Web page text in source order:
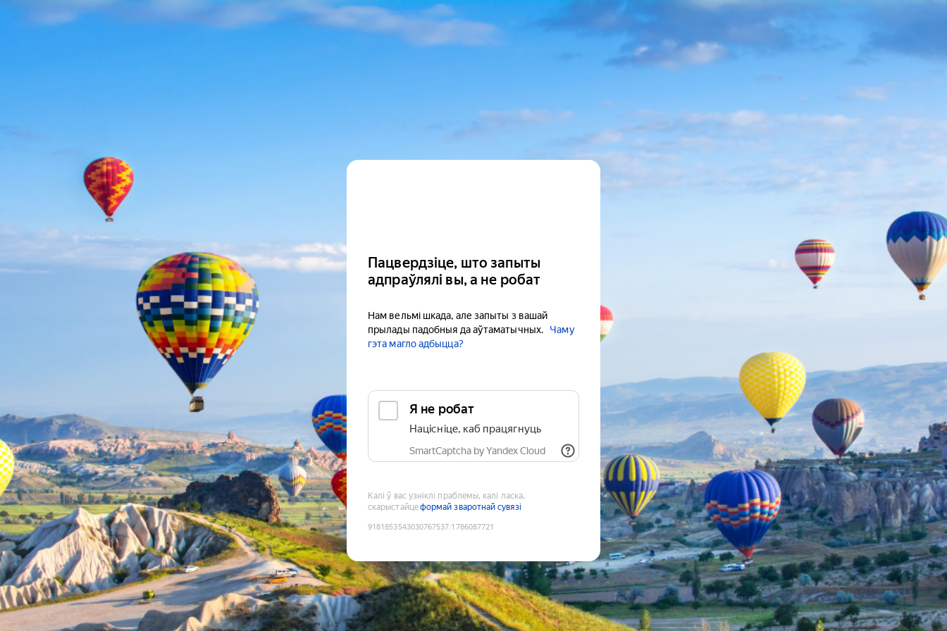
Пацвердзіце, што запыты
адпраўлялі вы, а не робат
Нам вельмі шкада, але запыты з вашай
прылады падобныя да аўтаматычных.
Чаму
гэта магло адбыцца?
Я не робат
Націсніце, каб працягнуць
SmartCaptcha by Yandex Cloud
Калі ў вас узніклі праблемы, калі ласка,
скарыстайцеформай зваротнай сувязі
9181853543030767537:1786087721